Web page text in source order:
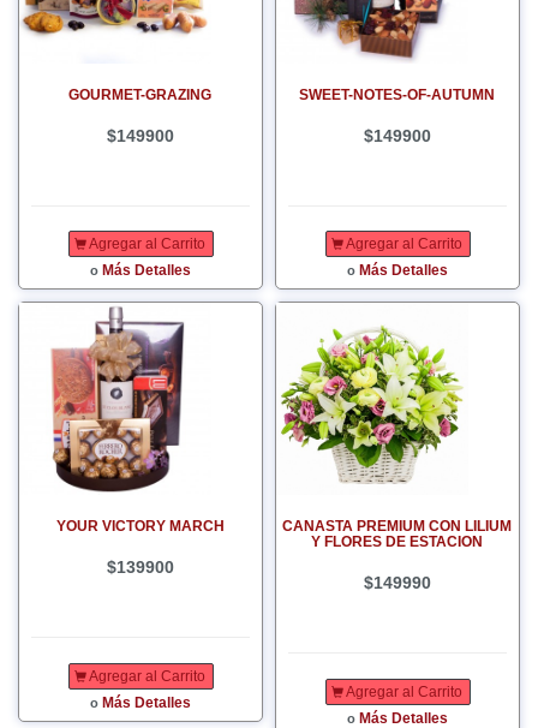
GOURMET-GRAZING
$149900
Agregar al Carrito
o Más Detalles
SWEET-NOTES-OF-AUTUMN
$149900
Agregar al Carrito
o Más Detalles
YOUR VICTORY MARCH
$139900
Agregar al Carrito
o Más Detalles
CANASTA PREMIUM CON LILIUM
Y FLORES DE ESTACION
$149990
Agregar al Carrito
o Más Detalles